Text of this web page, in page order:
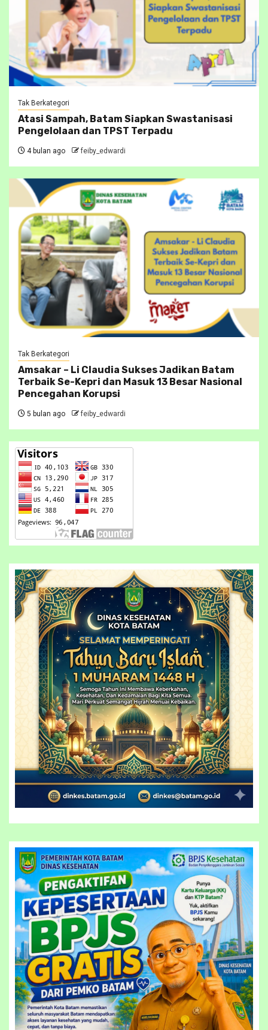
Tak Berkategori
Atasi Sampah, Batam Siapkan Swastanisasi
Pengelolaan dan TPST Terpadu
4 bulan ago feiby_edwardi
Tak Berkategori
Amsakar – Li Claudia Sukses Jadikan Batam
Terbaik Se-Kepri dan Masuk 13 Besar Nasional
Pencegahan Korupsi
5 bulan ago feiby_edwardi